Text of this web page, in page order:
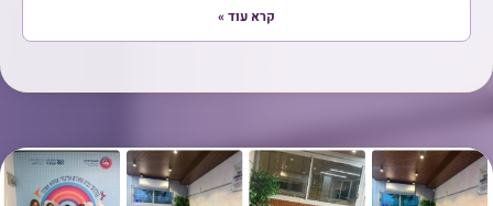
קרא עוד »